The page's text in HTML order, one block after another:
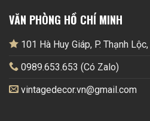
VĂN PHÒNG HỒ CHÍ MINH
101 Hà Huy Giáp, P. Thạnh
0989.653.653 (Có Zalo)
vintagedecor.vn@gmail.com